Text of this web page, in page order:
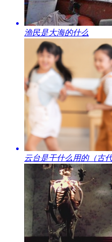
​渔民是大海的什么
云台是干什么用的（古